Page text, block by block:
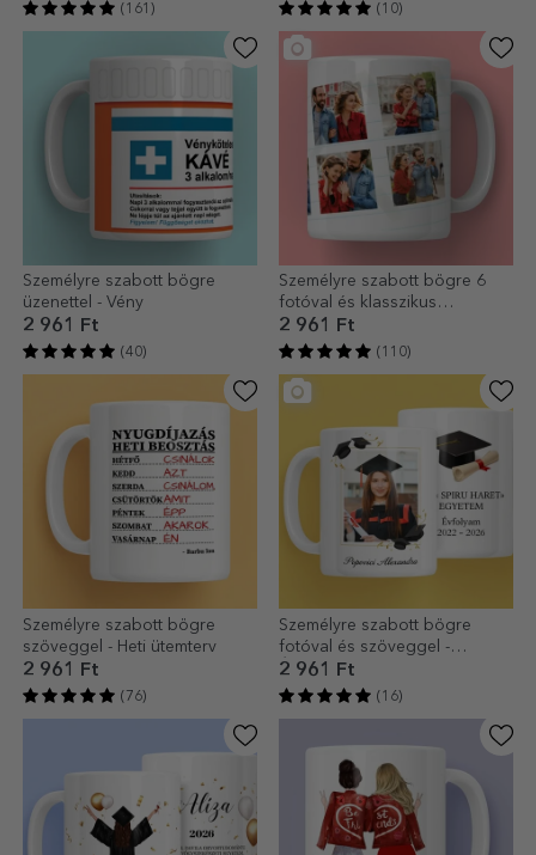
(161) (10)
Személyre szabott bögre
üzenettel - Vény
2 961 Ft
(40)
Személyre szabott bögre 6
fotóval és klasszikus
szöveggel
2 961 Ft
(110)
Személyre szabott bögre
szöveggel - Heti ütemterv
2 961 Ft
(76)
Személyre szabott bögre
fotóval és szöveggel -
Érettségi
2 961 Ft
(16)